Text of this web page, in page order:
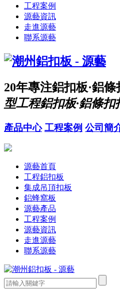
工程案例
源藝資訊
走進源藝
聯系源藝
20年專注鋁扣板·鋁
型工程鋁扣板·鋁條
產品中心 工程案例 公司簡
源藝首頁
工程鋁扣板
集成吊頂扣板
鋁蜂窩板
源藝產品
工程案例
源藝資訊
走進源藝
聯系源藝